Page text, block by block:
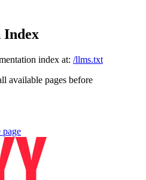
Index
index at: /llms.txt
available pages before
page